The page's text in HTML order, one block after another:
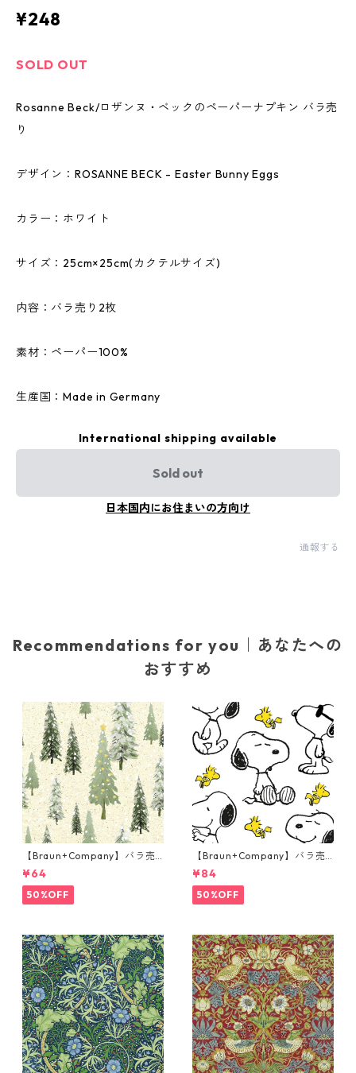
¥248
SOLD OUT
Rosanne Beck/ロザンヌ・ベックのペーパーナプキン バラ売
り
デザイン：ROSANNE BECK - Easter Bunny Eggs
カラー：ホワイト
サイズ：25cm×25cm(カクテルサイズ)
内容：バラ売り2枚
素材：ペーパー100%
生産国：Made in Germany
International shipping available
Sold out
日本国内にお住まいの方向け
通報する
Recommendations for you｜あなたへの
おすすめ
【Braun+Company】バラ売
り2枚 ランチサイズ ペーパー
ナプキン Natural Forest グリ
ーン
¥64
50%OFF
【Braun+Company】バラ売
り2枚 ランチサイズ ペーパー
ナプキン Snoopy + Woodstoc
k ホワイト PEANUTS
¥84
50%OFF